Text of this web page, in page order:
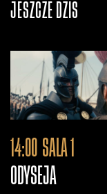
JESZCZE DZIŚ
14:00 SALA 1
ODYSEJA